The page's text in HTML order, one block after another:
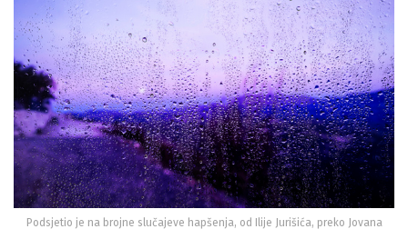
Podsjetio je na brojne slučajeve hapšenja, od Ilije Jurišića, preko Jovana